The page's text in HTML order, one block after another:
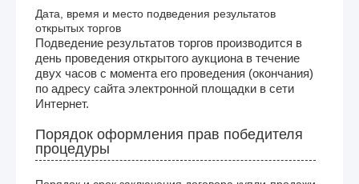
Дата, время и место подведения результатов
открытых торгов
Подведение результатов торгов производится в
день проведения открытого аукциона в течение
двух часов с момента его проведения (окончания)
по адресу сайта электронной площадки в сети
Интернет.
Порядок оформления прав победителя
процедуры